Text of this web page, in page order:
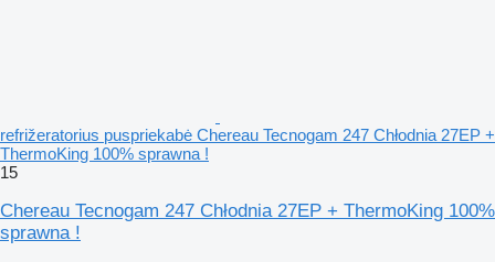
refrižeratorius puspriekabė Chereau Tecnogam 247 Chłodnia 27EP +
ThermoKing 100% sprawna !
15
Chereau Tecnogam 247 Chłodnia 27EP + ThermoKing 100%
sprawna !